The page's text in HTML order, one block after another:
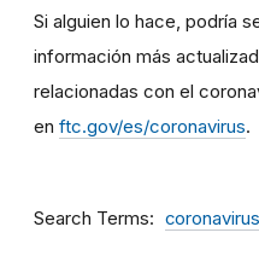
Si alguien lo hace, podría
información más
relacionadas con el
en ftc.gov/es/coronavirus.
Search Terms coronavirus